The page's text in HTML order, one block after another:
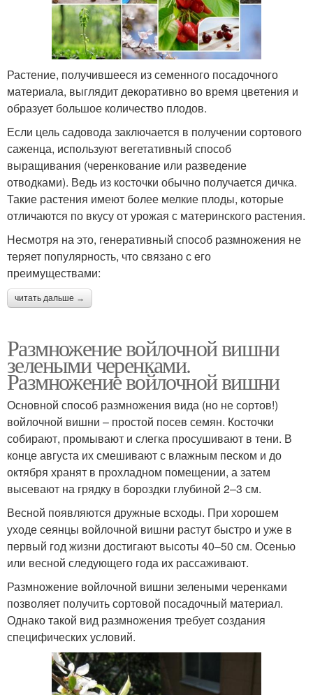
Растение, получившееся из семенного посадочного
материала, выглядит декоративно во время цветения и
образует большое количество плодов.
Если цель садовода заключается в получении сортового
саженца, используют вегетативный способ
выращивания (черенкование или разведение
отводками). Ведь из косточки обычно получается дичка.
Такие растения имеют более мелкие плоды, которые
отличаются по вкусу от урожая с материнского растения.
Несмотря на это, генеративный способ размножения не
теряет популярность, что связано с его
преимуществами:
читать дальше →
Размножение войлочной вишни
зелеными черенками.
Размножение войлочной вишни
Основной способ размножения вида (но не сортов!)
войлочной вишни – простой посев семян. Косточки
собирают, промывают и слегка просушивают в тени. В
конце августа их смешивают с влажным песком и до
октября хранят в прохладном помещении, а затем
высевают на грядку в бороздки глубиной 2–3 см.
Весной появляются дружные всходы. При хорошем
уходе сеянцы войлочной вишни растут быстро и уже в
первый год жизни достигают высоты 40–50 см. Осенью
или весной следующего года их рассаживают.
Размножение войлочной вишни зелеными черенками
позволяет получить сортовой посадочный материал.
Однако такой вид размножения требует создания
специфических условий.